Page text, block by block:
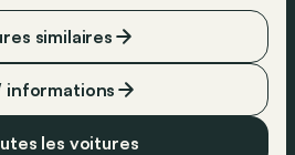
les voitures
informations
similaires